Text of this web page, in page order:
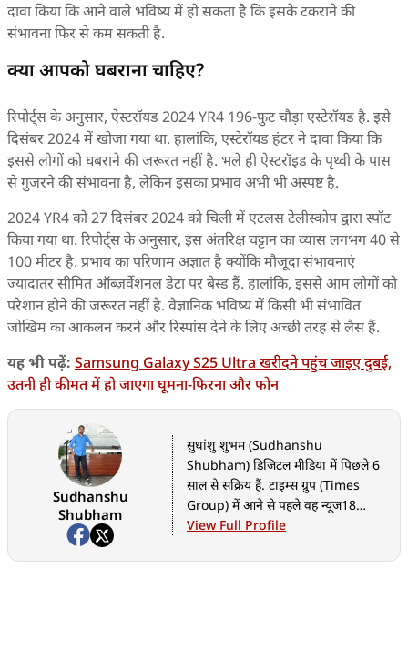
दावा किया कि आने वाले भविष्य में हो सकता है कि इसके टकराने की
संभावना फिर से कम सकती है.
क्या आपको घबराना चाहिए?
रिपोर्ट्स के अनुसार, ऐस्टरॉयड 2024 YR4 196-फुट चौड़ा एस्टेरॉयड है. इसे
दिसंबर 2024 में खोजा गया था. हालांकि, एस्टेरॉयड हंटर ने दावा किया कि
इससे लोगों को घबराने की जरूरत नहीं है. भले ही ऐस्टरॉइड के पृथ्वी के पास
से गुजरने की संभावना है, लेकिन इसका प्रभाव अभी भी अस्पष्ट है.
2024 YR4 को 27 दिसंबर 2024 को चिली में एटलस टेलीस्कोप द्वारा स्पॉट
किया गया था. रिपोर्ट्स के अनुसार, इस अंतरिक्ष चट्टान का व्यास लगभग 40 से
100 मीटर है. प्रभाव का परिणाम अज्ञात है क्योंकि मौजूदा संभावनाएं
ज्यादातर सीमित ऑब्ज़र्वेशनल डेटा पर बेस्ड हैं. हालांकि, इससे आम लोगों को
परेशान होने की जरूरत नहीं है. वैज्ञानिक भविष्य में किसी भी संभावित
जोखिम का आकलन करने और रिस्पांस देने के लिए अच्छी तरह से लैस हैं.
यह भी पढ़ें: Samsung Galaxy S25 Ultra खरीदने पहुंच जाइए दुबई,
उतनी ही कीमत में हो जाएगा घूमना-फिरना और फोन
Sudhanshu
Shubham
सुधांशु शुभम (Sudhanshu
Shubham) डिजिटल मीडिया में पिछले 6
साल से सक्रिय हैं. टाइम्स ग्रुप (Times
Group) में आने से पहले वह न्यूज18
(News18) और आजतक (Aaj Tak) जैसी
अलावा इन्होंने हाइपर लोकल बीट, डेटा
View Full Profile